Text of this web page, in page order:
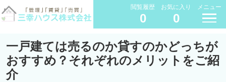
閲覧履歴
0
お気に入り
0
メニュー
一戸建ては売るのか貸すのかどっちが
おすすめ？それぞれのメリットをご紹
介